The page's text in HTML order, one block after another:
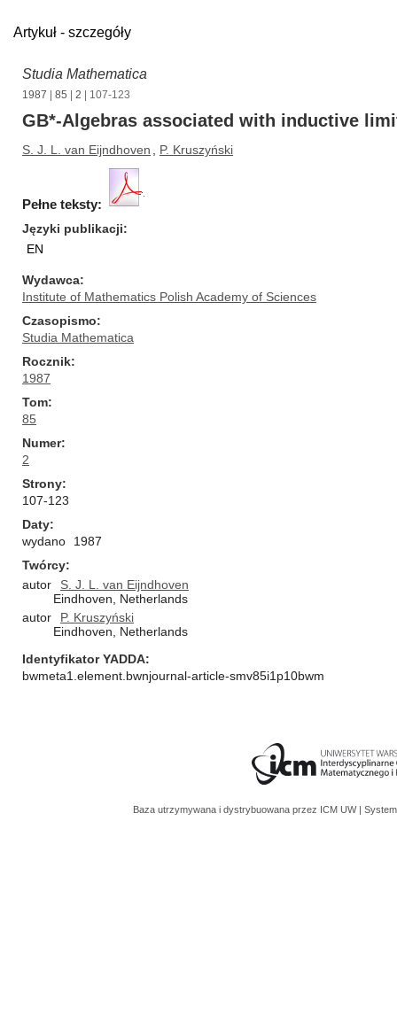
Artykuł - szczegóły
Studia Mathematica
1987 85 2 | 107-123
GB*-Algebras associated with inductive
S. J. L. van Eijndhoven P. Kruszyński
Pełne teksty:
Języki publikacji
EN
Wydawca
Institute of Mathematics Polish Academy of Sciences
Czasopismo
Studia Mathematica
Rocznik
1987
Tom
85
Numer
2
Strony
107-123
Daty
wydano
1987
Twórcy
autor
S. J. L. van Eijndhoven
Eindhoven, Netherlands
autor
P. Kruszyński
Eindhoven, Netherlands
Identyfikator YADDA
bwmeta1.element.bwnjournal-article-smv85i1p10bwm
Baza utrzymywana i dystrybuowana przez ICM UW |